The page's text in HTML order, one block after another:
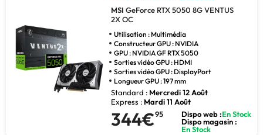
MSI GeForce RTX 5050 8G VENTUS
2X OC
Utilisation : Multimédia
Constructeur GPU : NVIDIA
GPU : NVIDIA GF RTX 5050
Sorties vidéo GPU : HDMI
Sorties vidéo GPU : DisplayPort
Longueur GPU : 197 mm
Standard : Mercredi 12 Août
Express : Mardi 11 Août
344€95 Dispo web :En Stock
Dispo magasin :
En Stock